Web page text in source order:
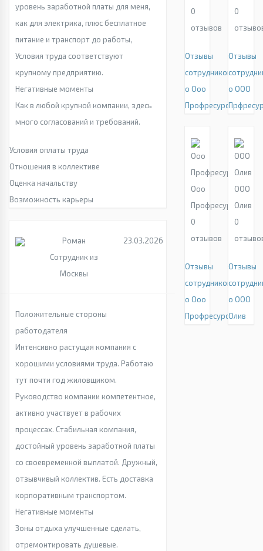
уровень заработной платы для меня,
как для электрика, плюс бесплатное
питание и транспорт до работы,
Условия труда соответствуют
крупному предприятию.
Негативные моменты
Как в любой крупной компании, здесь
много согласований и требований.
Условия оплаты труда
Отношения в коллективе
Оценка начальству
Возможность карьеры
Роман
Сотрудник из
Москвы
23.03.2026
Положительные стороны
работодателя
Интенсивно растущая компания с
хорошими условиями труда. Работаю
тут почти год жиловщиком.
Руководство компании компетентное,
активно участвует в рабочих
процессах. Стабильная компания,
достойный уровень заработной платы
со своевременной выплатой. Дружный,
отзывчивый коллектив. Есть доставка
корпоративным транспортом.
Негативные моменты
Зоны отдыха улучшенные сделать,
отремонтировать душевые.
0
отзывов
Отзывы
сотрудников
о Ооо
Профресурс
0
Отзывы
о ООО
Ооо
Профресурс
0
отзывов
Отзывы
сотрудников
о Ооо
Профресурс
ООО
Олив
0
Отзывы
о ООО
Олив